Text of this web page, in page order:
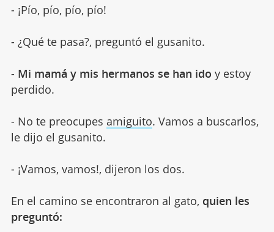
- ¡Pío, pío, pío, pío!
- ¿Qué te pasa?, preguntó el gusanito.
- Mi mamá y mis hermanos se han ido y estoy
perdido.
- No te preocupes amiguito. Vamos a buscarlos,
le dijo el gusanito.
- ¡Vamos, vamos!, dijeron los dos.
En el camino se encontraron al gato, quien les
preguntó: